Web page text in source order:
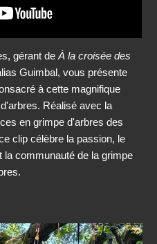
gérant de À la croisée des
Guimbal, vous présente
à cette magnifique
Réalisé avec la
en grimpe d'arbres des
clip célèbre la passion, le
la communauté de la grimpe